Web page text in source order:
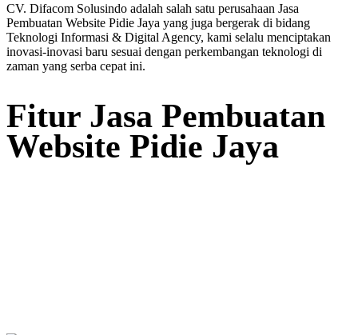
CV. Difacom Solusindo adalah salah satu perusahaan Jasa
Pembuatan Website Pidie Jaya yang juga bergerak di bidang
Teknologi Informasi & Digital Agency, kami selalu menciptakan
inovasi-inovasi baru sesuai dengan perkembangan teknologi di
zaman yang serba cepat ini.
Fitur Jasa Pembuatan
Website Pidie Jaya